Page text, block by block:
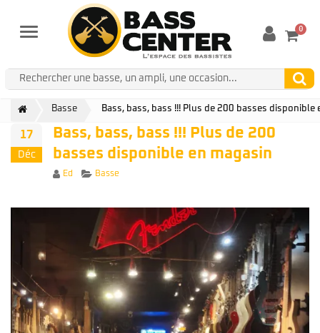
Menu 0
Basse Bass, bass, bass !!! Plus de 200 basses disponible
17
Déc
Bass, bass, bass !!! Plus de 200
basses disponible en magasin
Author
Ed Categories
Basse